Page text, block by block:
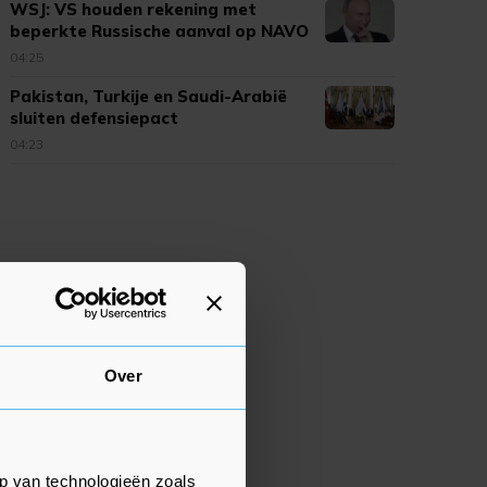
Over
van technologieën zoals
WSJ: VS houden rekening met
beperkte Russische aanval op NAVO
04:25
Pakistan, Turkije en Saudi-Arabië
sluiten defensiepact
04:23